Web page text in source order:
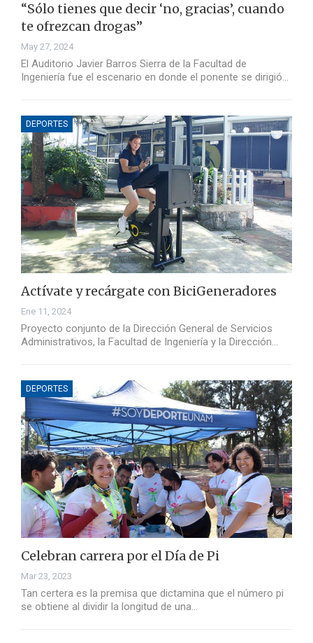
“Sólo tienes que decir ‘no, gracias’, cuando
te ofrezcan drogas”
May 27, 2024
El Auditorio Javier Barros Sierra de la Facultad de
Ingeniería fue el escenario en donde el ponente se dirigió…
DEPORTES
Actívate y recárgate con BiciGeneradores
Ene 11, 2024
Proyecto conjunto de la Dirección General de Servicios
Administrativos, la Facultad de Ingeniería y la Dirección…
DEPORTES
Celebran carrera por el Día de Pi
Mar 23, 2023
Tan certera es la premisa que dictamina que el número pi
se obtiene al dividir la longitud de una…